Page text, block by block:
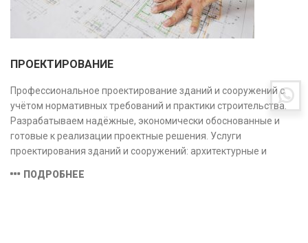
ПРОЕКТИРОВАНИЕ
Профессиональное проектирование зданий и сооружений с
учётом нормативных требований и практики строительства.
Разрабатываем надёжные, экономически обоснованные и
готовые к реализации проектные решения. Услуги
проектирования зданий и сооружений: архитектурные и
сметная документация. Полный цикл работ с учётом норм и
ПОДРОБНЕЕ